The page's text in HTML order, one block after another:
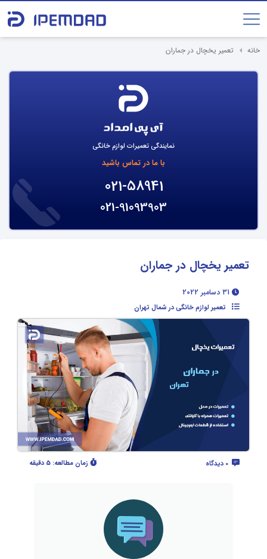
خانه تعمیر یخچال در جماران
نمایندگی تعمیرات لوازم خانگی
با ما در تماس باشید
021-58941
021-91093903
تعمیر یخچال در جماران
تعمیر لوازم خانگی در شمال تهران
زمان مطالعه: 5 دقیقه